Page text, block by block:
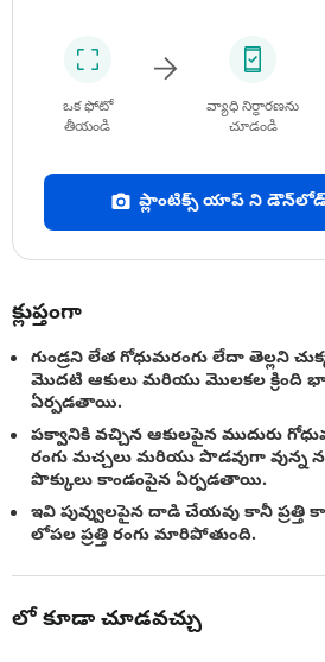
ఒక ఫోటో
తీయండి
వ్యాధి నిర్ధారణను
చూడండి
ప్లాంటిక్స్ యాప్ ని డౌన్‌లోడ్
క్లుప్తంగా
గుండ్రని లేత గోధుమరంగు లేదా తెల్లని
మొదటి ఆకులు మరియు మొలకల క్రింది
ఏర్పడతాయి.
పక్వానికి వచ్చిన ఆకులపైన ముదురు
రంగు మచ్చలు మరియు పొడవుగా వున్న
పొక్కులు కాండంపైన ఏర్పడతాయి.
ఇవి పువ్వులపైన దాడి చేయవు కానీ ప్రత్తి
లోపల ప్రత్తి రంగు మారిపోతుంది.
లో కూడా చూడవచ్చు